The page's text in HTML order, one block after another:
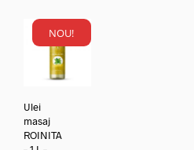
NOU!
Ulei
masaj
ROINITA